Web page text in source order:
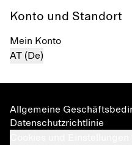
Konto und Standort
Mein Konto
AT (De)
Allgemeine
Datenschutzrichtlinie